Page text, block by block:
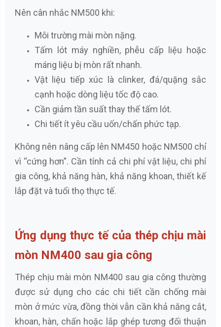
Nên cân nhắc NM500 khi:
Môi trường mài mòn nặng.
Tấm lót máy nghiền, phễu cấp liệu hoặc
máng liệu bị mòn rất nhanh.
Vật liệu tiếp xúc là clinker, đá/quặng sắc
cạnh hoặc dòng liệu tốc độ cao.
Cần giảm tần suất thay thế tấm lót.
Chi tiết ít yêu cầu uốn/chấn phức tạp.
Không nên nâng cấp lên NM450 hoặc NM500 chỉ
vì “cứng hơn”. Cần tính cả chi phí vật liệu, chi phí
gia công, khả năng hàn, khả năng khoan, thiết kế
lắp đặt và tuổi thọ thực tế.
Ứng dụng thực tế của thép chịu mài
mòn NM400 sau gia công
Thép chịu mài mòn NM400 sau gia công thường
được sử dụng cho các chi tiết cần chống mài
mòn ở mức vừa, đồng thời vẫn cần khả năng cắt,
khoan, hàn, chấn hoặc lắp ghép tương đối thuận